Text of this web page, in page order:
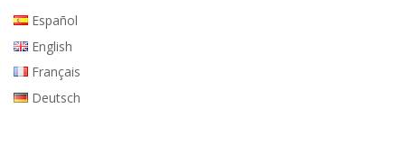
Español
English
Français
Deutsch